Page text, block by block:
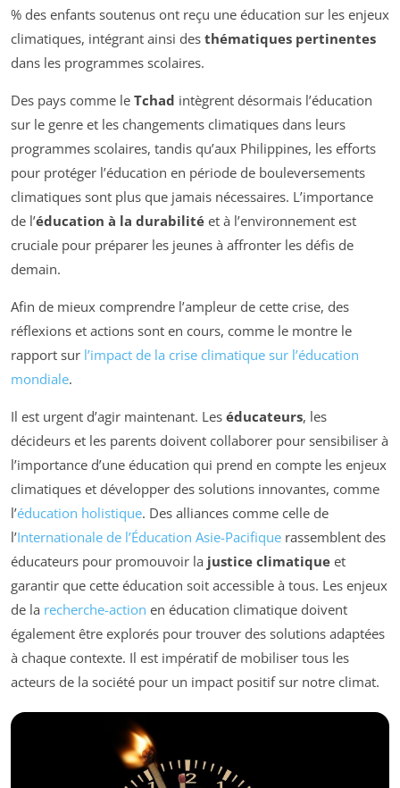
% des enfants soutenus ont reçu une éducation sur les enjeux
climatiques, intégrant ainsi des thématiques pertinentes
dans les programmes scolaires.
Des pays comme le Tchad intègrent désormais l’éducation
sur le genre et les changements climatiques dans leurs
programmes scolaires, tandis qu’aux Philippines, les efforts
pour protéger l’éducation en période de bouleversements
climatiques sont plus que jamais nécessaires. L’importance
de l’éducation à la durabilité et à l’environnement est
cruciale pour préparer les jeunes à affronter les défis de
demain.
Afin de mieux comprendre l’ampleur de cette crise, des
réflexions et actions sont en cours, comme le montre le
rapport sur l’impact de la crise climatique sur l’éducation
mondiale.
Il est urgent d’agir maintenant. Les éducateurs, les
décideurs et les parents doivent collaborer pour sensibiliser à
l’importance d’une éducation qui prend en compte les enjeux
climatiques et développer des solutions innovantes, comme
l’éducation holistique. Des alliances comme celle de
l’Internationale de l’Éducation Asie-Pacifique rassemblent des
éducateurs pour promouvoir la justice climatique et
garantir que cette éducation soit accessible à tous. Les enjeux
de la recherche-action en éducation climatique doivent
également être explorés pour trouver des solutions adaptées
à chaque contexte. Il est impératif de mobiliser tous les
acteurs de la société pour un impact positif sur notre climat.